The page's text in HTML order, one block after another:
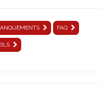
FAQ